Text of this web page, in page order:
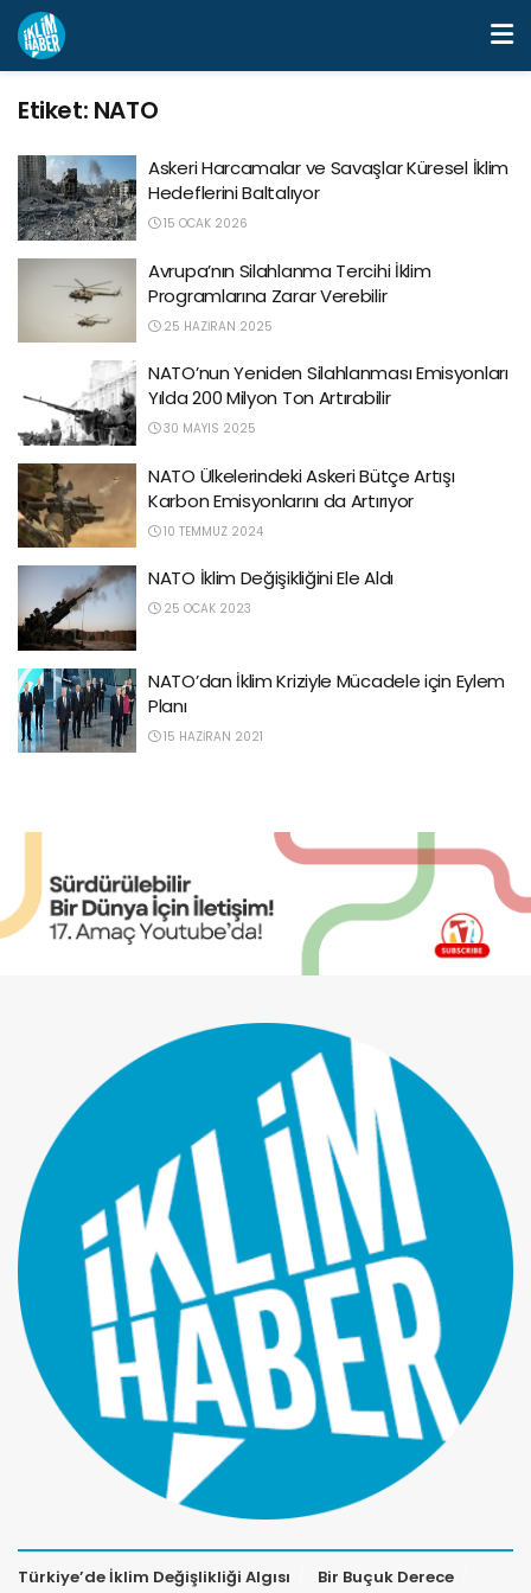
Etiket: NATO
Askeri Harcamalar ve Savaşlar Küresel İklim
Hedeflerini Baltalıyor
15 OCAK 2026
Avrupa’nın Silahlanma Tercihi İklim
Programlarına Zarar Verebilir
25 HAZIRAN 2025
NATO’nun Yeniden Silahlanması Emisyonları
Yılda 200 Milyon Ton Artırabilir
30 MAYIS 2025
NATO Ülkelerindeki Askeri Bütçe Artışı
Karbon Emisyonlarını da Artırıyor
10 TEMMUZ 2024
NATO İklim Değişikliğini Ele Aldı
25 OCAK 2023
NATO’dan İklim Kriziyle Mücadele için Eylem
Planı
15 HAZIRAN 2021
Türkiye’de İklim Değişlikliği Algısı Bir Buçuk Derece